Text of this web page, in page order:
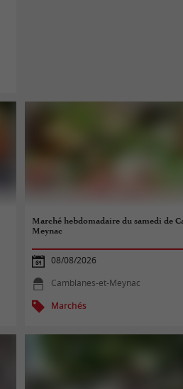
Marché hebdomadaire du samedi de
Meynac
08/08/2026
Camblanes-et-Meynac
Marchés